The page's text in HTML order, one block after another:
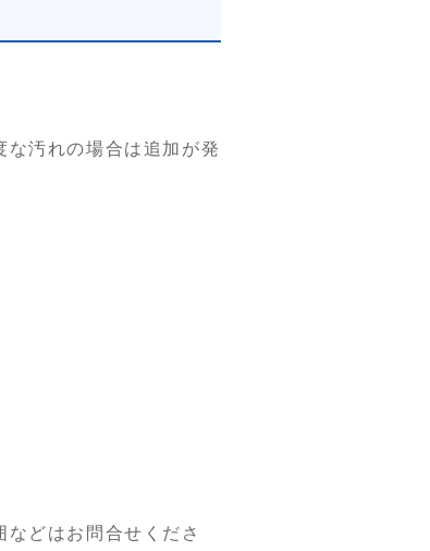
汚れの場合は追加が発
どはお問合せくださ